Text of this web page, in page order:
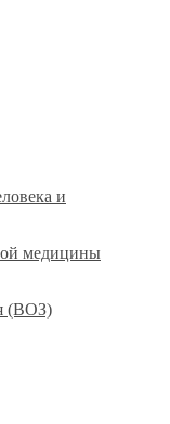
и
медицины
(ВОЗ)